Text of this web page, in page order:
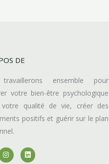
DE
ensemble pour
votre bien-être psychologique
votre qualité de vie, créer des
positifs et guérir sur le plan
I
n
L
i